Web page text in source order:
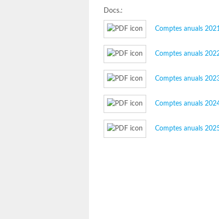
Docs.:
Comptes anuals
Comptes anuals
Comptes anuals
Comptes anuals
Comptes anuals